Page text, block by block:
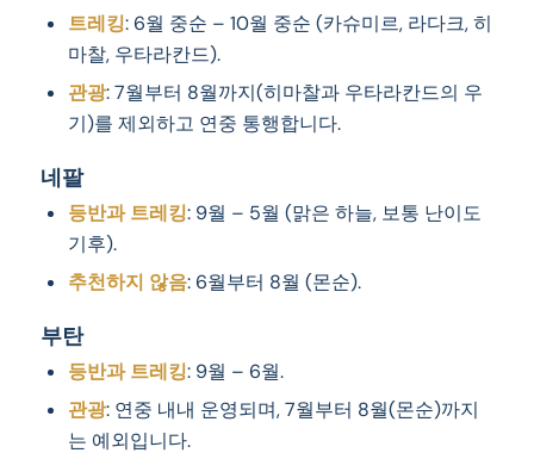
트레킹: 6월 중순 – 10월 중순 (카슈미르, 라다크, 히
마찰, 우타라칸드).
관광: 7월부터 8월까지(히마찰과 우타라칸드의 우
기)를 제외하고 연중 통행합니다.
네팔
등반과 트레킹: 9월 – 5월 (맑은 하늘, 보통 난이도
기후).
추천하지 않음: 6월부터 8월 (몬순).
부탄
등반과 트레킹: 9월 – 6월.
관광: 연중 내내 운영되며, 7월부터 8월(몬순)까지
는 예외입니다.